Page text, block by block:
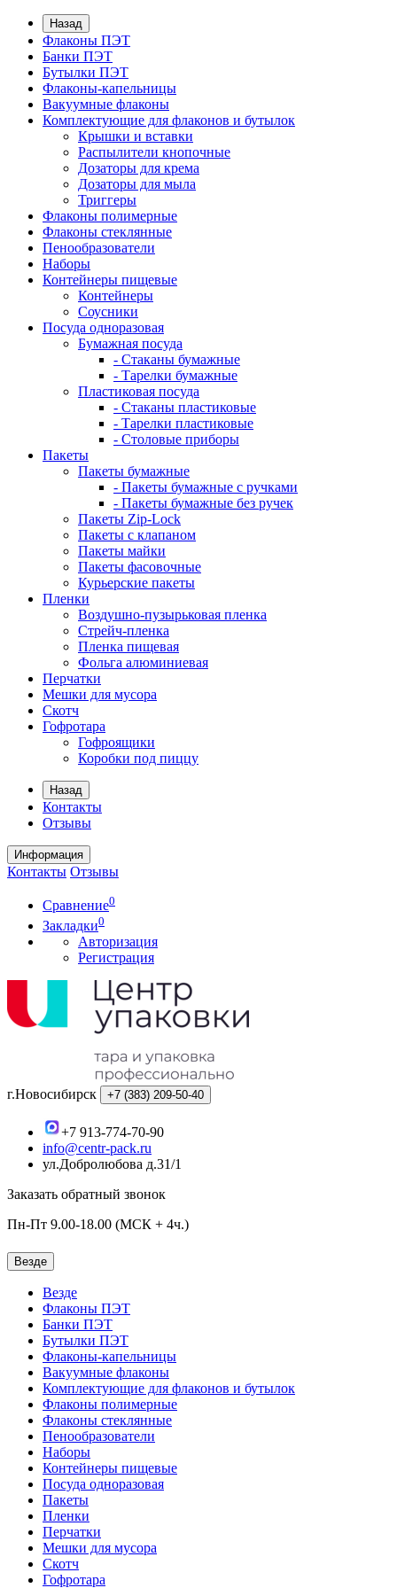
Назад
Флаконы ПЭТ
Банки ПЭТ
Бутылки ПЭТ
Флаконы-капельницы
Вакуумные флаконы
Комплектующие для флаконов и бутылок
Крышки и вставки
Распылители кнопочные
Дозаторы для крема
Дозаторы для мыла
Триггеры
Флаконы полимерные
Флаконы стеклянные
Пенообразователи
Наборы
Контейнеры пищевые
Контейнеры
Соусники
Посуда одноразовая
Бумажная посуда
- Стаканы бумажные
- Тарелки бумажные
Пластиковая посуда
- Стаканы пластиковые
- Тарелки пластиковые
- Столовые приборы
Пакеты
Пакеты бумажные
- Пакеты бумажные с ручками
- Пакеты бумажные без ручек
Пакеты Zip-Lock
Пакеты с клапаном
Пакеты майки
Пакеты фасовочные
Курьерские пакеты
Пленки
Воздушно-пузырьковая пленка
Стрейч-пленка
Пленка пищевая
Фольга алюминиевая
Перчатки
Мешки для мусора
Скотч
Гофротара
Гофроящики
Коробки под пиццу
Назад
Контакты
Отзывы
Информация
Контакты Отзывы
Сравнение0
Закладки0
Авторизация
Регистрация
г.Новосибирск +7 (383) 209-50-40
+7 913-774-70-90
info@centr-pack.ru
ул.Добролюбова д.31/1
Заказать обратный звонок
Пн-Пт 9.00-18.00 (МСК + 4ч.)
Везде
Везде
Флаконы ПЭТ
Банки ПЭТ
Бутылки ПЭТ
Флаконы-капельницы
Вакуумные флаконы
Комплектующие для флаконов и бутылок
Флаконы полимерные
Флаконы стеклянные
Пенообразователи
Наборы
Контейнеры пищевые
Посуда одноразовая
Пакеты
Пленки
Перчатки
Мешки для мусора
Скотч
Гофротара